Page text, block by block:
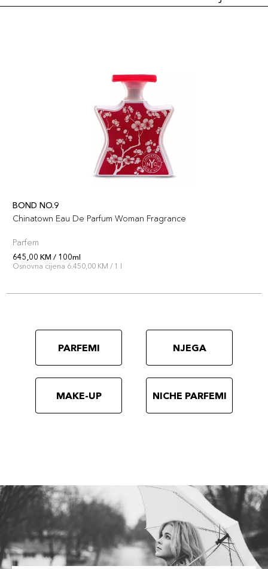
BOND NO.9
Chinatown Eau De Parfum Woman Fragrance
Parfem
645,00 KM / 100ml
Osnovna cijena 6.450,00 KM / 1 l
PARFEMI NJEGA
MAKE-UP NICHE PARFEMI